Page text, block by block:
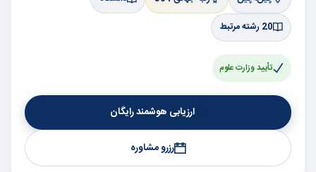
20 رشته مرتبط
تأیید وزارت علوم
ارزیابی هوشمند رایگان
رزرو مشاوره